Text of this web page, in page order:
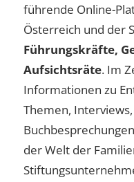
führende Online-
Österreich und der
Führungskräfte,
Aufsichtsräte. Im
Informationen zu
Themen,
der Welt der